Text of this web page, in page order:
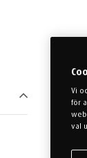
Vi
för
val